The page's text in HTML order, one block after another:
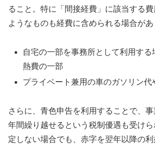
ること。特に「間接経費」に該当する
ようなものも経費に含められる場合があ
自宅の一部を事務所として利用する
熱費の一部
プライベート兼用の車のガソリン代
さらに、青色申告を利用することで、
年間繰り越せるという税制優遇も受け
定しない場合でも、赤字を翌年以降の